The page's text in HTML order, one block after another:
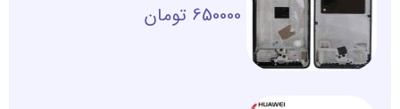
650000 تومان